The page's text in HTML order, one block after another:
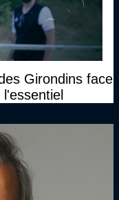
Girondins face